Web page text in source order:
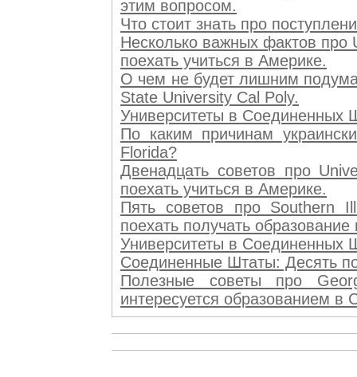
этим вопросом.
Что стоит знать про
Несколько важных фактов про
поехать учиться в Америке.
О чем не будет лишним
State University Cal Poly.
Университеты в Соединенных
По каким причинам
Florida?
Двенадцать советов про
поехать учиться в Америке.
Пять советов про Southern
поехать получать
Университеты в Соединенных
Соединенные Штаты: Десять
Полезные советы про
интересуется образованием в